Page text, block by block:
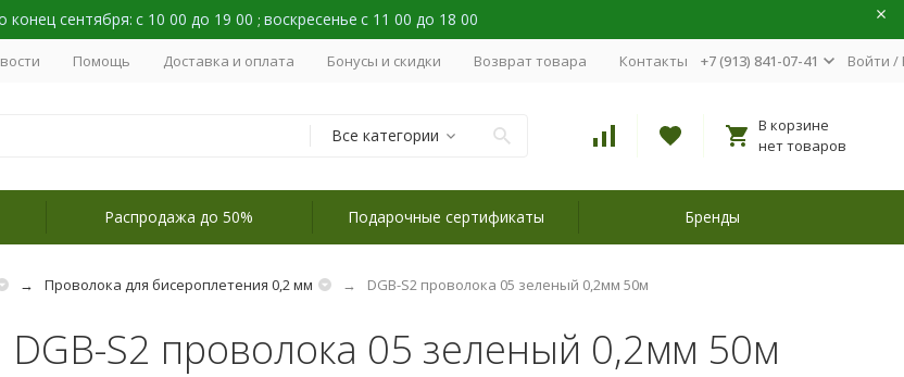
сентября: с 10 00 до 19 00 ; воскресенье с 11 00 до 18 00
Помощь Доставка и оплата Бонусы и скидки Возврат товара Контакты +7 (913) 841-07-41 Войти /
Все категории
В корзине
нет товаров
Распродажа до 50% Подарочные сертификаты Бренды
Проволока для бисероплетения 0,2 мм DGB-S2 проволока 05 зеленый 0,2мм 50м
DGB-S2 проволока 05 зеленый 0,2мм 50м